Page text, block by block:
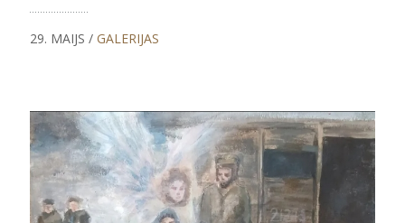
29. MAIJS / GALERIJAS